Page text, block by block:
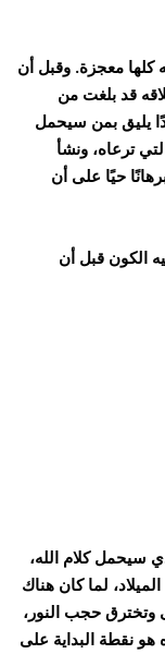
كلها معجزة. وقبل أن
قد بلغت من
يليق بمن سيحمل
ترعاه، ونشأ
حيًا على أن
الكون قبل أن
سيحمل كلام الله،
لما كان هناك
وتخترق حجب النور،
نقطة البداية على